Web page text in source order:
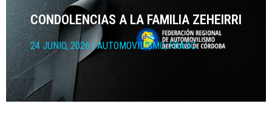
CONDOLENCIAS A LA FAMILIA ZEHEIRRI
24 JUNIO, 2026 AUTOMOVILÍSMO,FRADC